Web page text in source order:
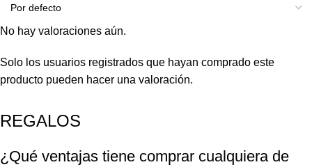
No hay valoraciones aún.
Solo los usuarios registrados que hayan comprado este
producto pueden hacer una valoración.
REGALOS
¿Qué ventajas tiene comprar cualquiera de